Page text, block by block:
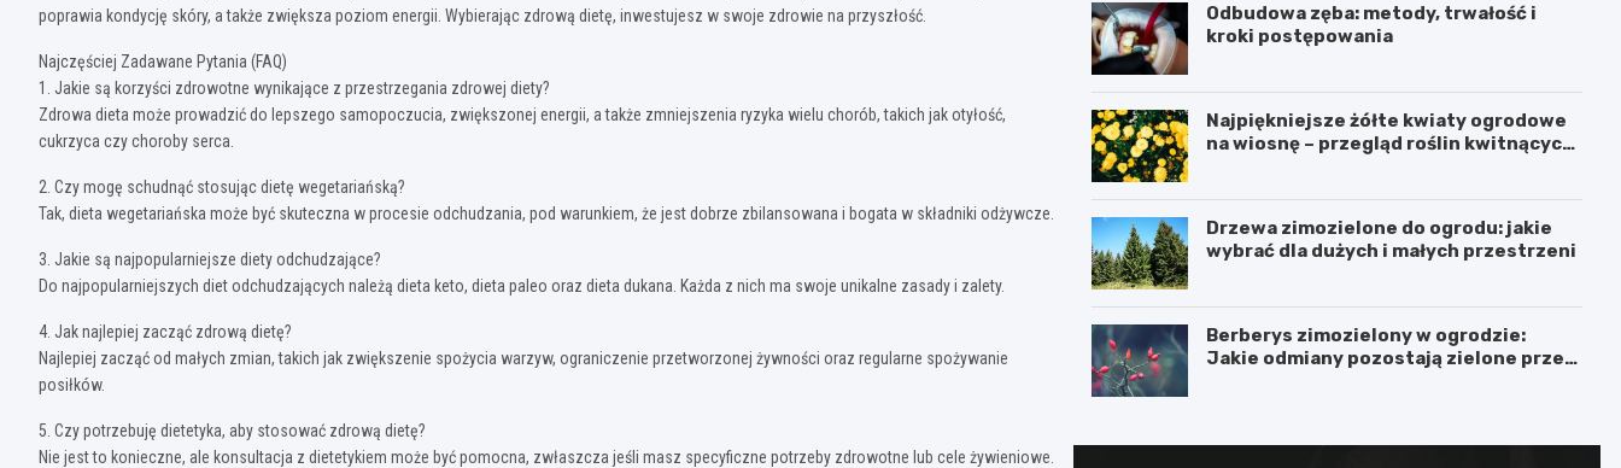
poprawia kondycję skóry, a także zwiększa poziom energii. Wybierając zdrową dietę, inwestujesz w swoje zdrowie na przyszłość.
Najczęściej Zadawane Pytania (FAQ)
1. Jakie są korzyści zdrowotne wynikające z przestrzegania zdrowej diety?
Zdrowa dieta może prowadzić do lepszego samopoczucia, zwiększonej energii, a także zmniejszenia ryzyka wielu chorób, takich jak otyłość,
cukrzyca czy choroby serca.
2. Czy mogę schudnąć stosując dietę wegetariańską?
Tak, dieta wegetariańska może być skuteczna w procesie odchudzania, pod warunkiem, że jest dobrze zbilansowana i bogata w składniki odżywcze.
3. Jakie są najpopularniejsze diety odchudzające?
Do najpopularniejszych diet odchudzających należą dieta keto, dieta paleo oraz dieta dukana. Każda z nich ma swoje unikalne zasady i zalety.
4. Jak najlepiej zacząć zdrową dietę?
Najlepiej zacząć od małych zmian, takich jak zwiększenie spożycia warzyw, ograniczenie przetworzonej żywności oraz regularne spożywanie
posiłków.
5. Czy potrzebuję dietetyka, aby stosować zdrową dietę?
Nie jest to konieczne, ale konsultacja z dietetykiem może być pomocna, zwłaszcza jeśli masz specyficzne potrzeby zdrowotne lub cele żywieniowe.
Odbudowa zęba: metody, trwałość i
kroki postępowania
Najpiękniejsze żółte kwiaty ogrodowe
na wiosnę – przegląd roślin kwitnących
Drzewa zimozielone do ogrodu: jakie
wybrać dla dużych i małych przestrzeni
Berberys zimozielony w ogrodzie:
Jakie odmiany pozostają zielone przez